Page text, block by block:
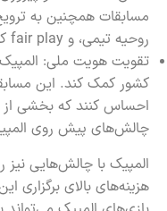
مسابقات همچنین به
روحیه تیمی، و fair play کمک می‌کنند.
تقویت هویت ملی:
کشور کمک کند. این
احساس کنند که بخشی از
چالش‌های پیش روی
المپیک با چالش‌هایی
هزینه‌های بالای برگزاری